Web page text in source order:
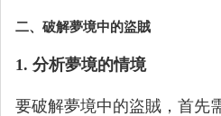
二、破解夢境中的盜賊
1. 分析夢境的情境
要破解夢境中的盜賊，首先